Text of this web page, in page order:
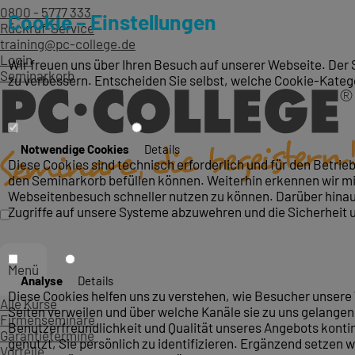
0800 - 5777 333
Rückruf-Service
training@pc-college.de
Login
Seminarkorb
Menü
Alle Kurse
Firmenseminare
Garantietermine
Vorteile
Cookie – Einstellungen
Wir freuen uns über Ihren Besuch auf unserer Webseite.
zu verbessern. Entscheiden Sie selbst, welche Cookie-
Notwendige Cookies Details
Diese Cookies sind technisch erforderlich und für den
den Seminarkorb befüllen können. Weiterhin erkennen wir
Webseitenbesuch schneller nutzen zu können. Darüber
Zugriffe auf unsere Systeme abzuwehren und die Sicherheit
Analyse Details
Diese Cookies helfen uns zu verstehen, wie Besucher
Seiten verweilen und über welche Kanäle sie zu uns
Benutzerfreundlichkeit und Qualität unseres Angebots
genutzt, Sie persönlich zu identifizieren. Ergänzend